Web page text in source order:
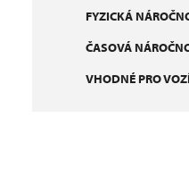
FYZICKÁ
ČASOVÁ
VHODNÉ PRO